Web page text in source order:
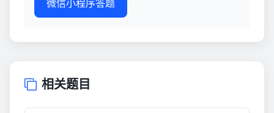
微信小程序答题
相关题目